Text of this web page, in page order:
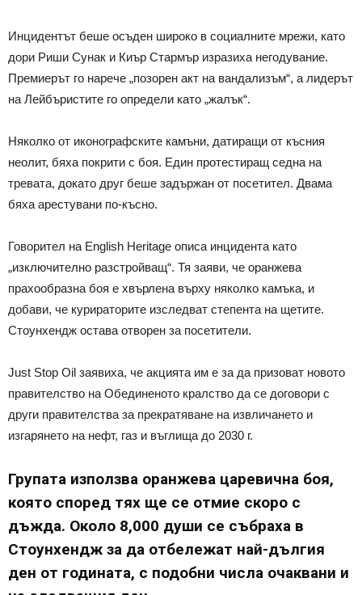
Инцидентът беше осъден широко в социалните мрежи, като
дори Риши Сунак и Киър Стармър изразиха негодувание.
Премиерът го нарече „позорен акт на вандализъм“, а лидерът
на Лейбъристите го определи като „жалък“.
Няколко от иконографските камъни, датиращи от късния
неолит, бяха покрити с боя. Един протестиращ седна на
тревата, докато друг беше задържан от посетител. Двама
бяха арестувани по-късно.
Говорител на English Heritage описа инцидента като
„изключително разстройващ“. Тя заяви, че оранжева
прахообразна боя е хвърлена върху няколко камъка, и
добави, че курираторите изследват степента на щетите.
Стоунхендж остава отворен за посетители.
Just Stop Oil заявиха, че акцията им е за да призоват новото
правителство на Обединеното кралство да се договори с
други правителства за прекратяване на извличането и
изгарянето на нефт, газ и въглища до 2030 г.
Групата използва оранжева царевична боя,
която според тях ще се отмие скоро с
дъжда. Около 8,000 души се събраха в
Стоунхендж за да отбележат най-дългия
ден от годината, с подобни числа очаквани и